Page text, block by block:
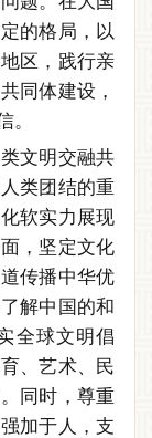
的格局，以
区，践行亲
同体建设，
。
文明交融共
类团结的重
软实力展现
，坚定文化
传播中华优
解中国的和
全球文明倡
、艺术、民
同时，尊重
加于人，支